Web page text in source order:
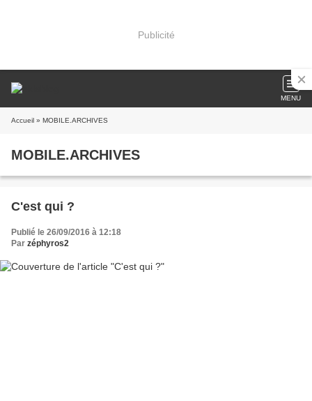
Publicité
MENU
Accueil » MOBILE.ARCHIVES
MOBILE.ARCHIVES
C'est qui ?
Publié le 26/09/2016 à 12:18
Par zéphyros2